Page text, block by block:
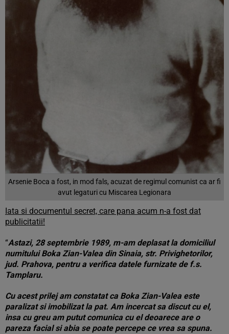
Arsenie Boca a fost, in mod fals, acuzat de regimul comunist ca ar fi
avut legaturi cu Miscarea Legionara
Iata si documentul secret, care pana acum n-a fost dat
publicitatii!
“Astazi, 28 septembrie 1989, m-am deplasat la domiciliul
numitului Boka Zian-Valea din Sinaia, str. Privighetorilor,
jud. Prahova, pentru a verifica datele furnizate de f.s.
Tamplaru.
Cu acest prilej am constatat ca Boka Zian-Valea este
paralizat si imobilizat la pat. Am incercat sa discut cu el,
insa cu greu am putut comunica cu el deoarece are o
pareza facial si abia se poate percepe ce vrea sa spuna.